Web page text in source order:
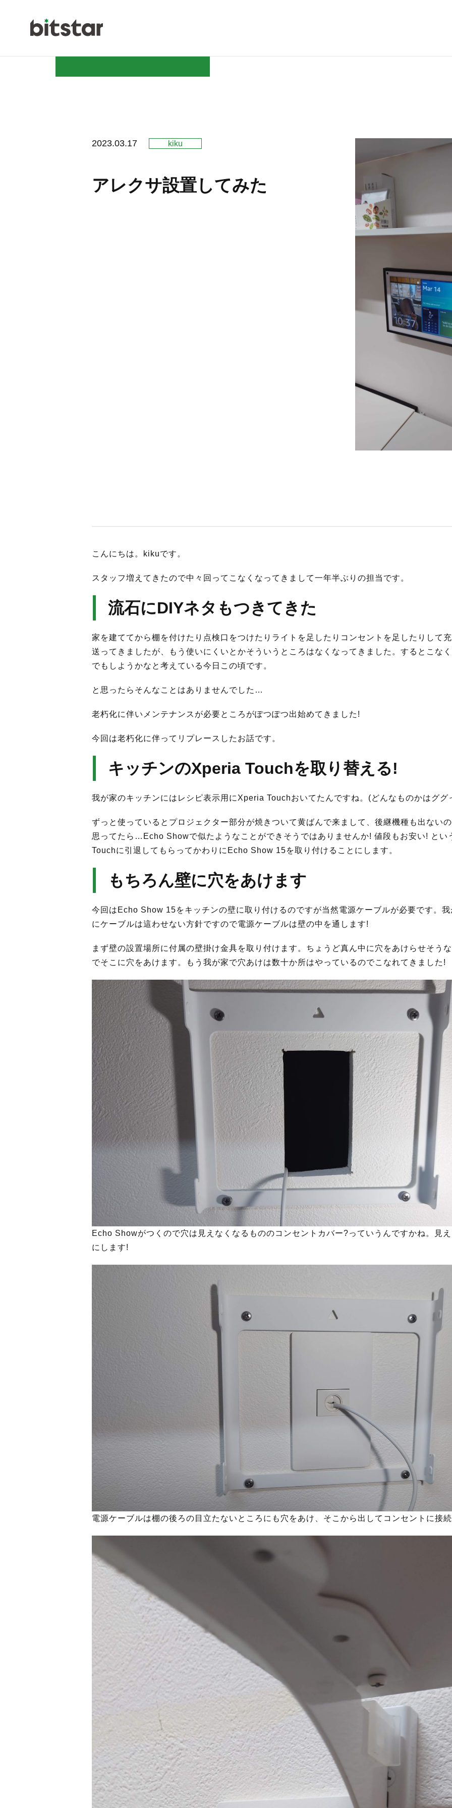
NEWS
COMPANY
STAFF
情報セキュリティ
プライバシーポリシ
2023.03.17 kiku
アレクサ設置してみた
こんにちは。kikuです。
スタッフ増えてきたので中々回ってこなくなってきまして一年半ぶりの担当です。
流石にDIYネタもつきてきた
家を建ててから棚を付けたり点検口をつけたりライトを足したりコンセントを足したりして
送ってきましたが、もう使いにくいとかそういうところはなくなってきました。するとこな
でもしようかなと考えている今日この頃です。
と思ったらそんなことはありませんでした…
老朽化に伴いメンテナンスが必要ところがぽつぽつ出始めてきました!
今回は老朽化に伴ってリプレースしたお話です。
キッチンのXperia Touchを取り替える!
我が家のキッチンにはレシピ表示用にXperia Touchおいてたんですね。(どんなものかはググ
ずっと使っているとプロジェクター部分が焼きついて黄ばんで来まして、後継機種も出ない
思ってたら…Echo Showで似たようなことができそうではありませんか! 値段もお安い! とい
Touchに引退してもらってかわりにEcho Show 15を取り付けることにします。
もちろん壁に穴をあけます
今回はEcho Show 15をキッチンの壁に取り付けるのですが当然電源ケーブルが必要です。
にケーブルは這わせない方針ですので電源ケーブルは壁の中を通します!
まず壁の設置場所に付属の壁掛け金具を取り付けます。ちょうど真ん中に穴をあけらせそう
でそこに穴をあけます。もう我が家で穴あけは数十か所はやっているのでこなれてきました!
Echo Showがつくので穴は見えなくなるもののコンセントカバー?っていうんですかね。見
にします!
電源ケーブルは棚の後ろの目立たないところにも穴をあけ、そこから出してコンセントに接